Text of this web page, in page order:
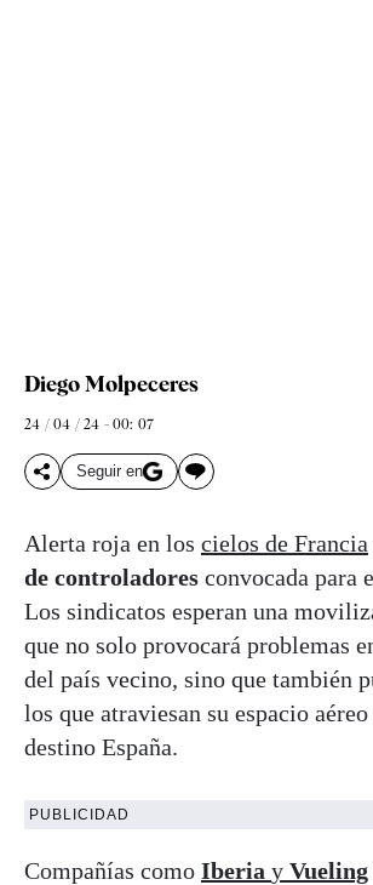
Diego Molpeceres
24 / 04 / 24 - 00: 07
Seguir en
Alerta roja en los cielos de Francia
de controladores convocada para
Los sindicatos esperan una
que no solo provocará problemas
del país vecino, sino que también
los que atraviesan su espacio
destino España.
PUBLICIDAD
Compañías como Iberia y Vueling